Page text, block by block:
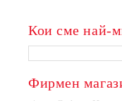
Кои сме най-
Фирмен